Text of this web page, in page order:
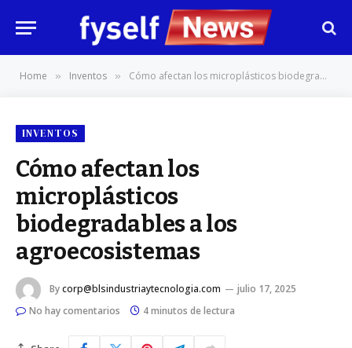
Home » Inventos » Cómo afectan los microplásticos biodegradables a los agroecosistemas
INVENTOS
Cómo afectan los
microplásticos
biodegradables a los
agroecosistemas
Bycorp@blsindustriaytecnologia.com
julio 17, 2025
No hay comentarios
4 minutos de lectura